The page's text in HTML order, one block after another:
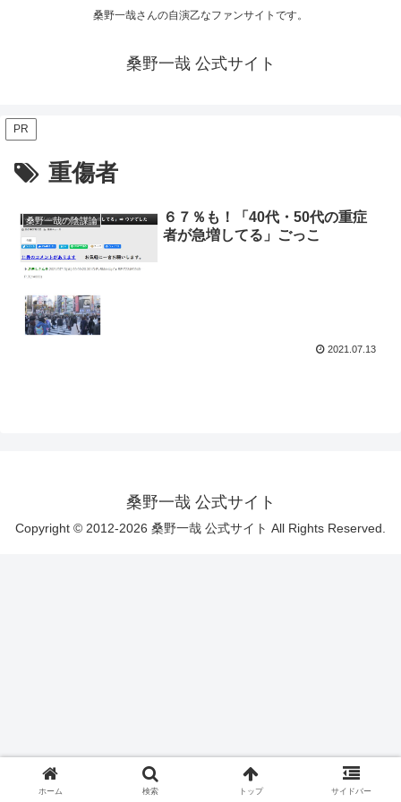
桑野一哉さんの自演乙なファンサイトです。
桑野一哉 公式サイト
PR
重傷者
桑野一哉の陰謀論
６７％も！「40代・50代の重症
者が急増してる」ごっこ
2021.07.13
桑野一哉 公式サイト
Copyright © 2012-2026 桑野一哉 公式サイト All Rights Reserved.
ホーム 検索 トップ サイドバー